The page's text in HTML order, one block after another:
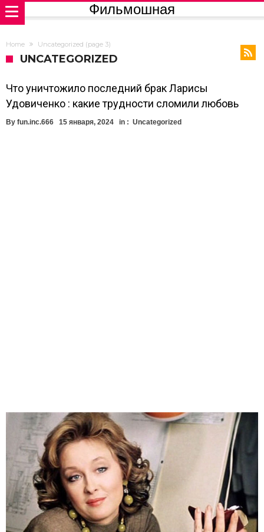
Фильмошная
Home Uncategorized (page 3)
UNCATEGORIZED
Что уничтожило последний брак Ларисы
Удовиченко : какие трудности сломили любовь
By fun.inc.666 15 января, 2024 in : Uncategorized